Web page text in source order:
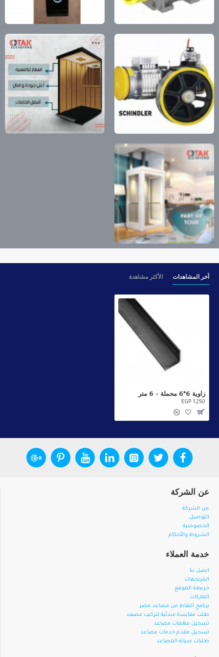
آخر المشاهدات الأكثر مشاهدة
زاوية 6*6 محملة - 6 متر
EGP 1,250
عن الشركة
عن الشركة
التوصيل
الخصوصية
الشروط والأحكام
خدمة العملاء
اتصل بنا
المرتجعات
خريطة الموقع
الماركات
برنامج النقاط من مصاعد مصر
طلب مقايسة مبدئية لتركيب مصعد
تسجيل مهمات مصاعد
تسجيل مقدم خدمات مصاعد
طلبات صيانة المصاعد